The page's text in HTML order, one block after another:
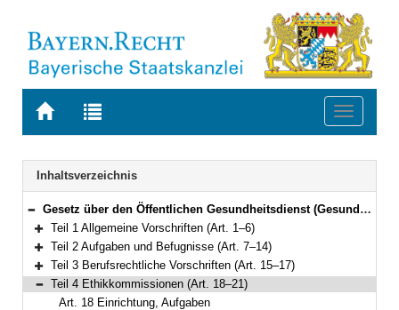
Zur
BAYERN.RECHT
Zur
letzten
Suche
Toggle
Navigation
Inhaltsverzeichnis
Bereich reduzieren
Gesetz über den Öffentlichen Gesundheitsdienst (Gesundheitsdienstgesetz – GDG) Vom 10. Mai 2022 (GVBl. S. 182) BayRS 2120-12-G (Art. 1–33)
Bereich erweitern
Teil 1 Allgemeine Vorschriften (Art. 1–6)
Bereich erweitern
Teil 2 Aufgaben und Befugnisse (Art. 7–14)
Bereich erweitern
Teil 3 Berufsrechtliche Vorschriften (Art. 15–17)
Bereich reduzieren
Teil 4 Ethikkommissionen (Art. 18–21)
Art. 18 Einrichtung, Aufgaben